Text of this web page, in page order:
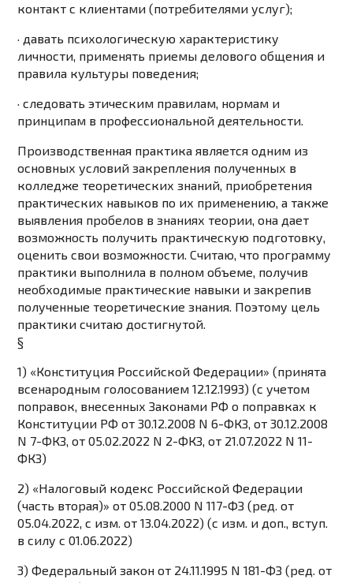
контакт с клиентами (потребителями услуг);
· давать психологическую характеристику
личности, применять приемы делового общения и
правила культуры поведения;
· следовать этическим правилам, нормам и
принципам в профессиональной деятельности.
Производственная практика является одним из
основных условий закрепления полученных в
колледже теоретических знаний, приобретения
практических навыков по их применению, а также
выявления пробелов в знаниях теории, она дает
возможность получить практическую подготовку,
оценить свои возможности. Считаю, что программу
практики выполнила в полном объеме, получив
необходимые практические навыки и закрепив
полученные теоретические знания. Поэтому цель
практики считаю достигнутой.
§
1) «Конституция Российской Федерации» (принята
всенародным голосованием 12.12.1993) (с учетом
поправок, внесенных Законами РФ о поправках к
Конституции РФ от 30.12.2008 N 6-ФКЗ, от 30.12.2008
N 7-ФКЗ, от 05.02.2022 N 2-ФКЗ, от 21.07.2022 N 11-
ФКЗ)
2) «Налоговый кодекс Российской Федерации
(часть вторая)» от 05.08.2000 N 117-ФЗ (ред. от
05.04.2022, с изм. от 13.04.2022) (с изм. и доп., вступ.
в силу с 01.06.2022)
3) Федеральный закон от 24.11.1995 N 181-ФЗ (ред. от